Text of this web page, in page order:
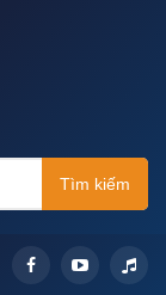
Tìm kiếm